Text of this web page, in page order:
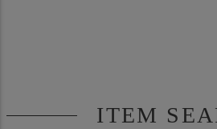
ITEM